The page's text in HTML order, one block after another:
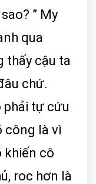
” My
qua
thấy cậu ta
chứ.
phải tự cứu
công là vì
khiến cô
roc hơn là